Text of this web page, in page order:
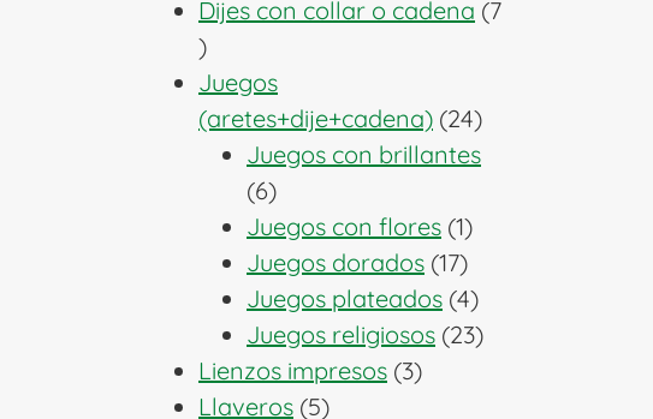
productos
Dijes con collar o cadena 7
7
productos
Juegos
(aretes+dije+cadena) 2424
productos
Juegos con brillantes
66
productos
Juegos con flores 11
producto
Juegos dorados 1717
productos
Juegos plateados 44
productos
Juegos religiosos 2323
Lienzos impresos 33
Llaveros 55